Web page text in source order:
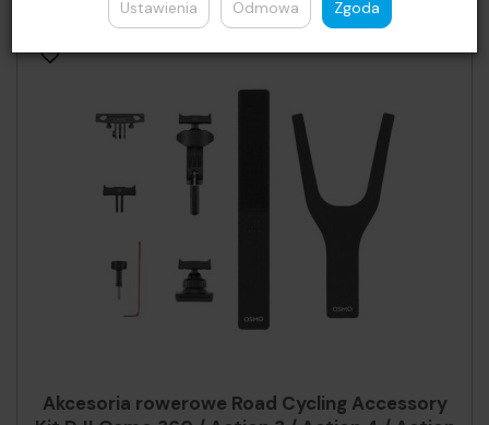
Akcesoria rowerowe Road Cycling Accessory
Ustawienia Odmowa Zgoda